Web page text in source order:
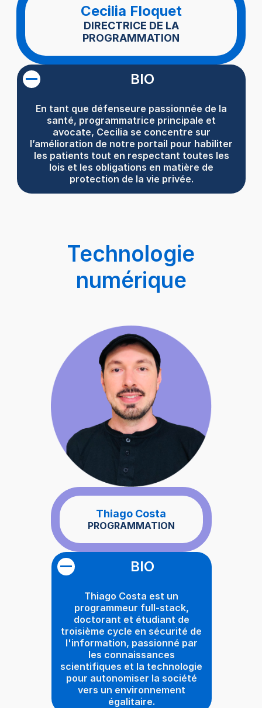
Cecilia Floquet
DIRECTRICE DE LA
PROGRAMMATION
BIO
En tant que défenseure passionnée de la
santé, programmatrice principale et
avocate, Cecilia se concentre sur
l’amélioration de notre portail pour habiliter
les patients tout en respectant toutes les
lois et les obligations en matière de
protection de la vie privée.
Technologie
numérique
Thiago Costa
PROGRAMMATION
BIO
Thiago Costa est un
programmeur full-stack,
doctorant et étudiant de
troisième cycle en sécurité de
l'information, passionné par
les connaissances
scientifiques et la technologie
pour autonomiser la société
vers un environnement
égalitaire.